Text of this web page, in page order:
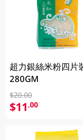
超力銀絲米粉四片
280GM
$20.00
$11.00